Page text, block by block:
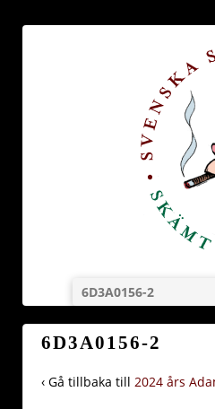
6D3A0156-2
6D3A0156-2
‹ Gå tillbaka till 2024 års